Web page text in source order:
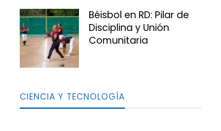
Béisbol en RD: Pilar de
Disciplina y Unión
Comunitaria
CIENCIA Y TECNOLOGÍA